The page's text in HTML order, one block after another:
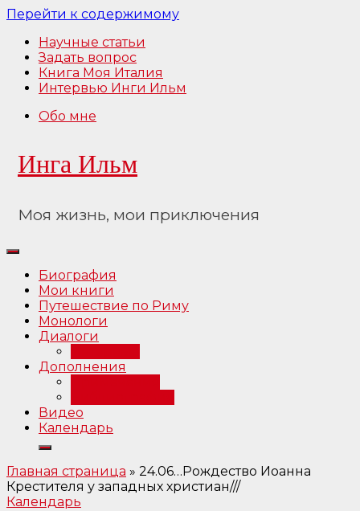
Перейти к содержимому
Научные статьи
Задать вопрос
Книга Моя Италия
Интервью Инги Ильм
Обо мне
Инга Ильм
Моя жизнь, мои приключения
Биография
Мои книги
Путешествие по Риму
Монологи
Диалоги
Дополнения
Видео
Календарь
Главная страница » 24.06…Рождество Иоанна
Крестителя у западных христиан///
Календарь